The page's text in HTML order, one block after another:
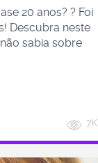
20 anos? ? Foi
Descubra neste
sabia sobre
7K